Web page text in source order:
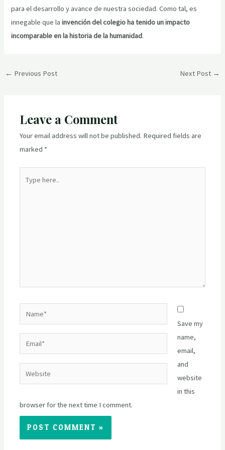
para el desarrollo y avance de nuestra sociedad. Como tal, es
innegable que lainvención del colegio ha tenido un impacto
incomparable en la historia de la humanidad.
Post
← Previous Post Next Post →
Leave a Comment
Your email address will not be published. Required fields are
marked *
here..
Website
Save my
name,
email,
and
website
in this
browser for the next time I comment.